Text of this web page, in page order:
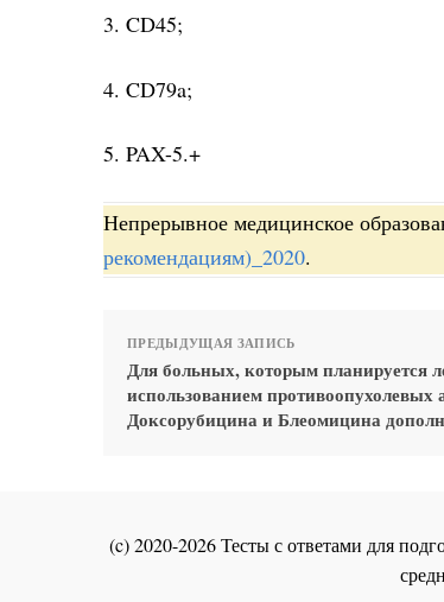
3. CD45;
4. CD79a;
5. PAX-5.+
Непрерывное медицинское
рекомендациям)_2020.
ПРЕДЫДУЩАЯ ЗАПИСЬ
Для больных, которым планируется
использованием противоопухолевых
Доксорубицина и Блеомицина
(c) 2020-2026 Тесты с ответами для